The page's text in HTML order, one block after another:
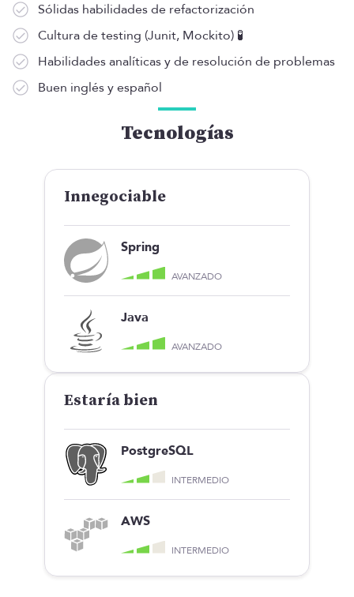
Sólidas habilidades de refactorización
Cultura de testing (Junit, Mockito) 🧪
Habilidades analíticas y de resolución de problemas
Buen inglés y español
Tecnologías
Innegociable
Spring
AVANZADO
Java
AVANZADO
Estaría bien
PostgreSQL
INTERMEDIO
AWS
INTERMEDIO